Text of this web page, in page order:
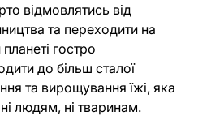
відмовлятись від
та переходити на
гостро
до більш сталої
та вирощування їжі, яка
людям, ні тваринам.